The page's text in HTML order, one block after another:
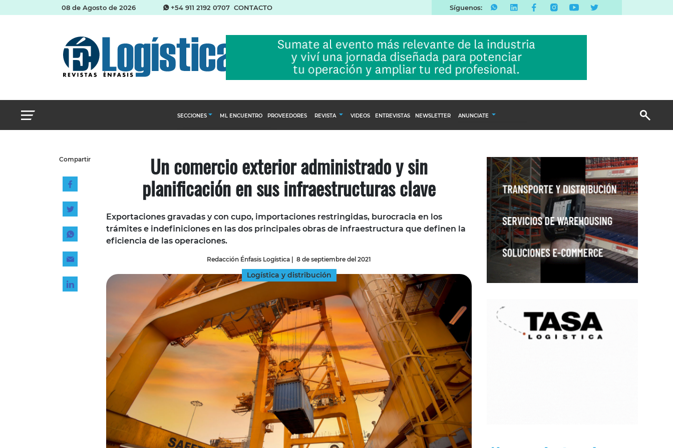
08 de Agosto de 2026 +54 911 2192 0707 CONTACTO Síguenos:
SECCIONES
Almacenes e inventarios
Cadena de Suministro del Agro
Logística y distribución
Management
Tecnología
ML ENCUENTRO PROVEEDORES REVISTA
SUSCRÍBASE
VIDEOS ENTREVISTAS NEWSLETTER ANUNCIATE
Email Marketing
Branded Content
Publicidad Revista
Compartir Un comercio exterior administrado y sin
planificación en sus infraestructuras clave
Exportaciones gravadas y con cupo, importaciones restringidas, burocracia en los
trámites e indefiniciones en las dos principales obras de infraestructura que definen la
eficiencia de las operaciones.
Redacción Énfasis Logística 8 de septiembre del 2021
Logística y distribución